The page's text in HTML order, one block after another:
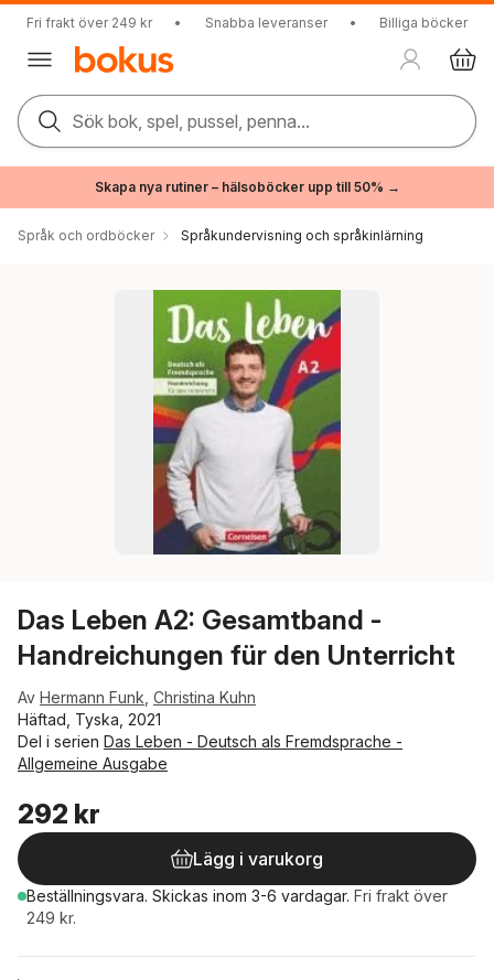
Fri frakt över 249 kr • Snabba leveranser • Billiga böcker
Sök bok, spel, pussel, penna...
Skapa nya rutiner – hälsoböcker upp till 50% →
Språk och ordböcker Språkundervisning och språkinlärning
Das Leben A2: Gesamtband -
Handreichungen für den Unterricht
Av Hermann Funk Christina Kuhn
Häftad, Tyska, 2021
Del i serien Das Leben - Deutsch als Fremdsprache -
Allgemeine Ausgabe
292 kr
Lägg i varukorg
Beställningsvara. Skickas inom 3-6 vardagar. Fri frakt över
249 kr.